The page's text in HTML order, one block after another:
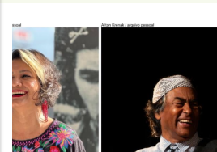
navegação